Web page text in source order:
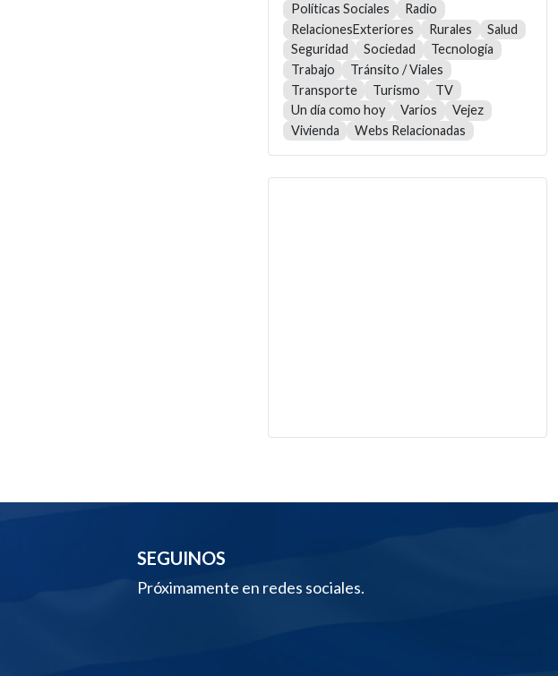
Políticas Sociales
Radio
RelacionesExteriores
Rurales
Salud
Seguridad
Sociedad
Tecnología
Trabajo
Tránsito / Viales
Transporte
Turismo
TV
Un día como hoy
Varios
Vejez
Vivienda
Webs Relacionadas
SEGUINOS
Próximamente en redes sociales.